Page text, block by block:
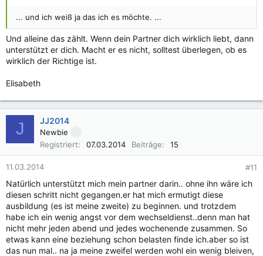
... und ich weiß ja das ich es möchte. ...
Und alleine das zählt. Wenn dein Partner dich wirklich liebt, dann
unterstützt er dich. Macht er es nicht, solltest überlegen, ob es
wirklich der Richtige ist.
Elisabeth
J JJ2014
Newbie
Registriert
07.03.2014 Beiträge 15
11.03.2014 #11
Natürlich unterstützt mich mein partner darin.. ohne ihn wäre ich
diesen schritt nicht gegangen.er hat mich ermutigt diese
ausbildung (es ist meine zweite) zu beginnen. und trotzdem
habe ich ein wenig angst vor dem wechseldienst..denn man hat
nicht mehr jeden abend und jedes wochenende zusammen. So
etwas kann eine beziehung schon belasten finde ich.aber so ist
das nun mal.. na ja meine zweifel werden wohl ein wenig bleiven,